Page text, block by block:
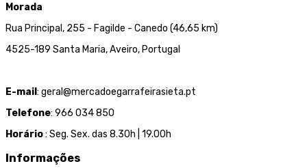
Morada
Rua Principal, 255 - Fagilde - Canedo (46,65 km)
4525-189 Santa Maria, Aveiro, Portugal
E-mail: geral@mercadoegarrafeirasieta.pt
Telefone: 966 034 850
Horário: Seg. Sex. das 8.30h | 19.00h
Informações